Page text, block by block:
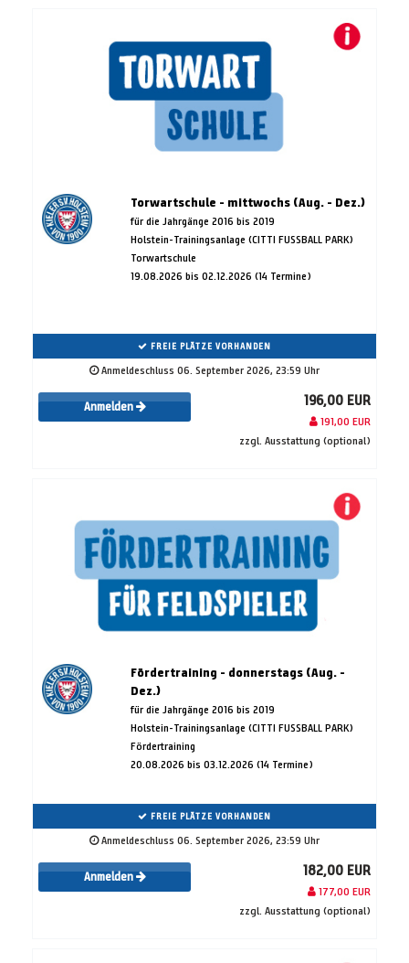
Torwartschule - mittwochs (Aug. - Dez.)
für die Jahrgänge 2016 bis 2019
Holstein-Trainingsanlage (CITTI FUSSBALL PARK)
Torwartschule
19.08.2026 bis 02.12.2026 (14 Termine)
FREIE PLÄTZE VORHANDEN
Anmeldeschluss 06. September 2026, 23:59 Uhr
Anmelden 196,00 EUR
191,00 EUR
zzgl. Ausstattung (optional)
Fördertraining - donnerstags (Aug. -
Dez.)
für die Jahrgänge 2016 bis 2019
Holstein-Trainingsanlage (CITTI FUSSBALL PARK)
Fördertraining
20.08.2026 bis 03.12.2026 (14 Termine)
FREIE PLÄTZE VORHANDEN
Anmeldeschluss 06. September 2026, 23:59 Uhr
Anmelden 182,00 EUR
177,00 EUR
zzgl. Ausstattung (optional)